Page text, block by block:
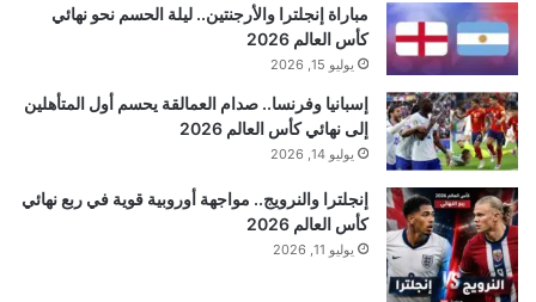
مباراة إنجلترا والأرجنتين.. ليلة الحسم نحو نهائي
كأس العالم 2026
يوليو 15, 2026
إسبانيا وفرنسا.. صدام العمالقة يحسم أول المتأهلين
إلى نهائي كأس العالم 2026
يوليو 14, 2026
إنجلترا والنرويج.. مواجهة أوروبية قوية في ربع نهائي
كأس العالم 2026
يوليو 11, 2026